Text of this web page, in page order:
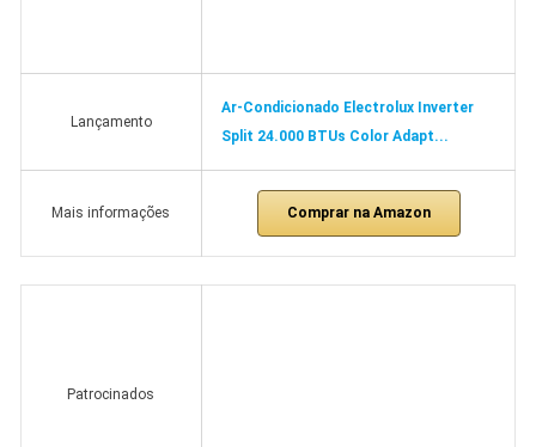
Lançamento
Ar-Condicionado Electrolux Inverter
Split 24.000 BTUs Color Adapt...
Mais informações Comprar na Amazon
Patrocinados